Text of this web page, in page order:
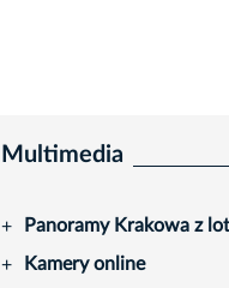
Multimedia
+ Panoramy Krakowa z
+ Kamery online